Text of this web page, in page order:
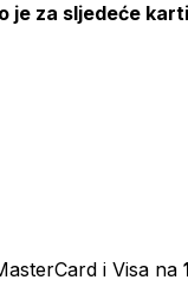
je za sljedeće
i Visa na